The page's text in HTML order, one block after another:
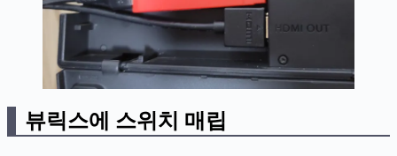
뷰릭스에 스위치 매립